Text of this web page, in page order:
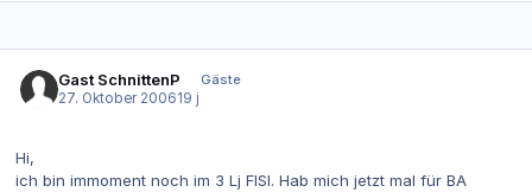
Gast SchnittenP
Gäste
27. Oktober 200619 j
Hi,
ich bin immoment noch im 3 Lj FISI. Hab mich jetzt mal für BA